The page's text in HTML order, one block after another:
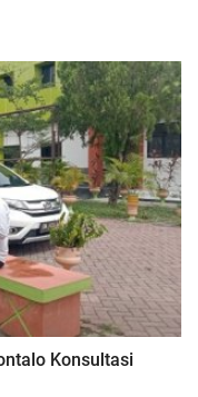
Konsultasi